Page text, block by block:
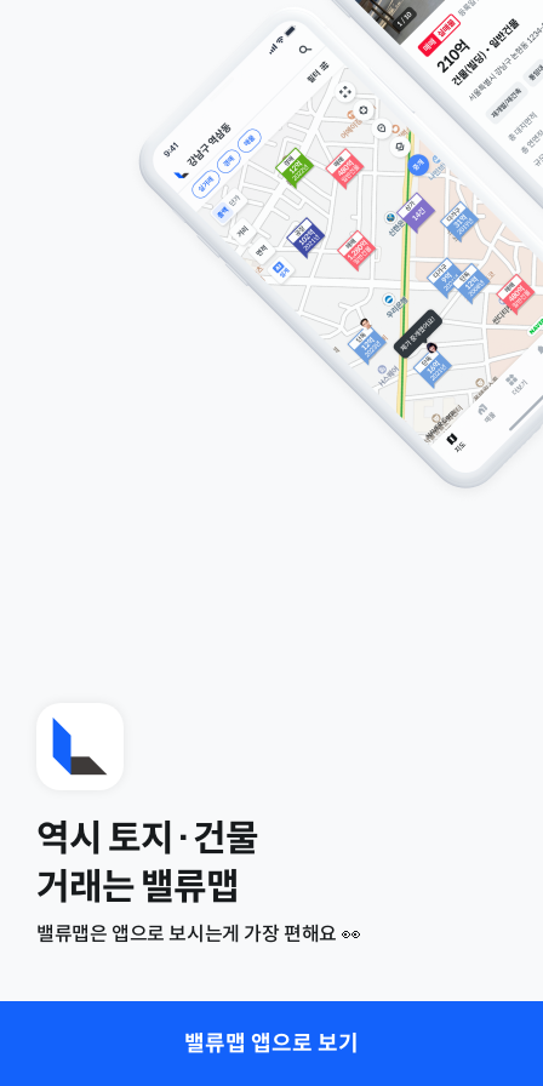
역시 토지·건물
거래는 밸류맵
밸류맵은 앱으로 보시는게 가장 편해요 👀
밸류맵 앱으로 보기